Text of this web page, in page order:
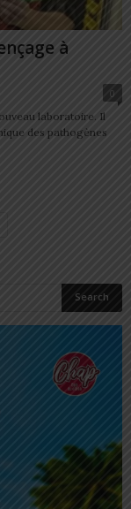
à
0
laboratoire. Il
des pathogènes